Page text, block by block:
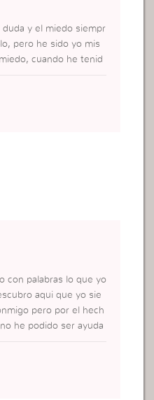
duda y el miedo siempr
pero he sido yo mis
cuando he tenid
hija de Dios no pued
no viene de Dios, si
con palabras lo que yo
aqui que yo sie
pero por el hech
he podido ser ayuda